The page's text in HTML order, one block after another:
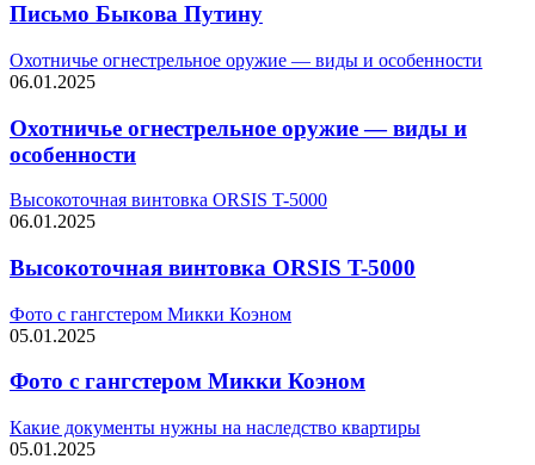
Письмо Быкова Путину
Охотничье огнестрельное оружие — виды и особенности
06.01.2025
Охотничье огнестрельное оружие — виды и
особенности
Высокоточная винтовка ORSIS T-5000
06.01.2025
Высокоточная винтовка ORSIS T-5000
Фото с гангстером Микки Коэном
05.01.2025
Фото с гангстером Микки Коэном
Какие документы нужны на наследство квартиры
05.01.2025